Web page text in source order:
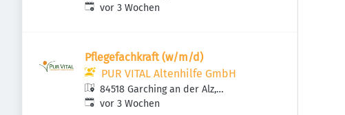
Deutschland
Veröffentlicht:
vor 3 Wochen
Pflegefachkraft (w/m/d)
PUR VITAL Altenhilfe GmbH
84518 Garching an der Alz,
Deutschland
Veröffentlicht:
vor 3 Wochen